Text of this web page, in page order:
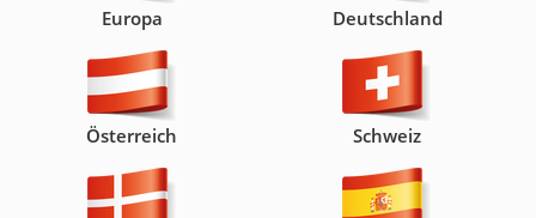
Europa Deutschland
Österreich Schweiz